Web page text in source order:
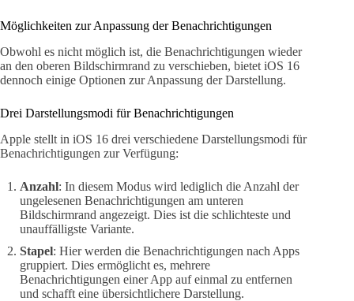
Möglichkeiten zur Anpassung der Benachrichtigungen
Obwohl es nicht möglich ist, die Benachrichtigungen wieder
an den oberen Bildschirmrand zu verschieben, bietet iOS 16
dennoch einige Optionen zur Anpassung der Darstellung.
Drei Darstellungsmodi für Benachrichtigungen
Apple stellt in iOS 16 drei verschiedene Darstellungsmodi für
Benachrichtigungen zur Verfügung:
Anzahl: In diesem Modus wird lediglich die Anzahl der
ungelesenen Benachrichtigungen am unteren
Bildschirmrand angezeigt. Dies ist die schlichteste und
unauffälligste Variante.
Stapel: Hier werden die Benachrichtigungen nach Apps
gruppiert. Dies ermöglicht es, mehrere
Benachrichtigungen einer App auf einmal zu entfernen
und schafft eine übersichtlichere Darstellung.